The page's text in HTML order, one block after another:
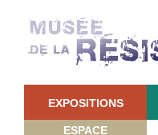
EXPOSITIONS
ESPACE